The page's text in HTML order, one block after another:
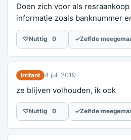
Doen zich voor als
informatie zoals banknummer
♡Nuttig 0 ✓Zelfde
Irritant 4 juli 2019
ze blijven volhouden, ik ook
♡Nuttig 0 ✓Zelfde